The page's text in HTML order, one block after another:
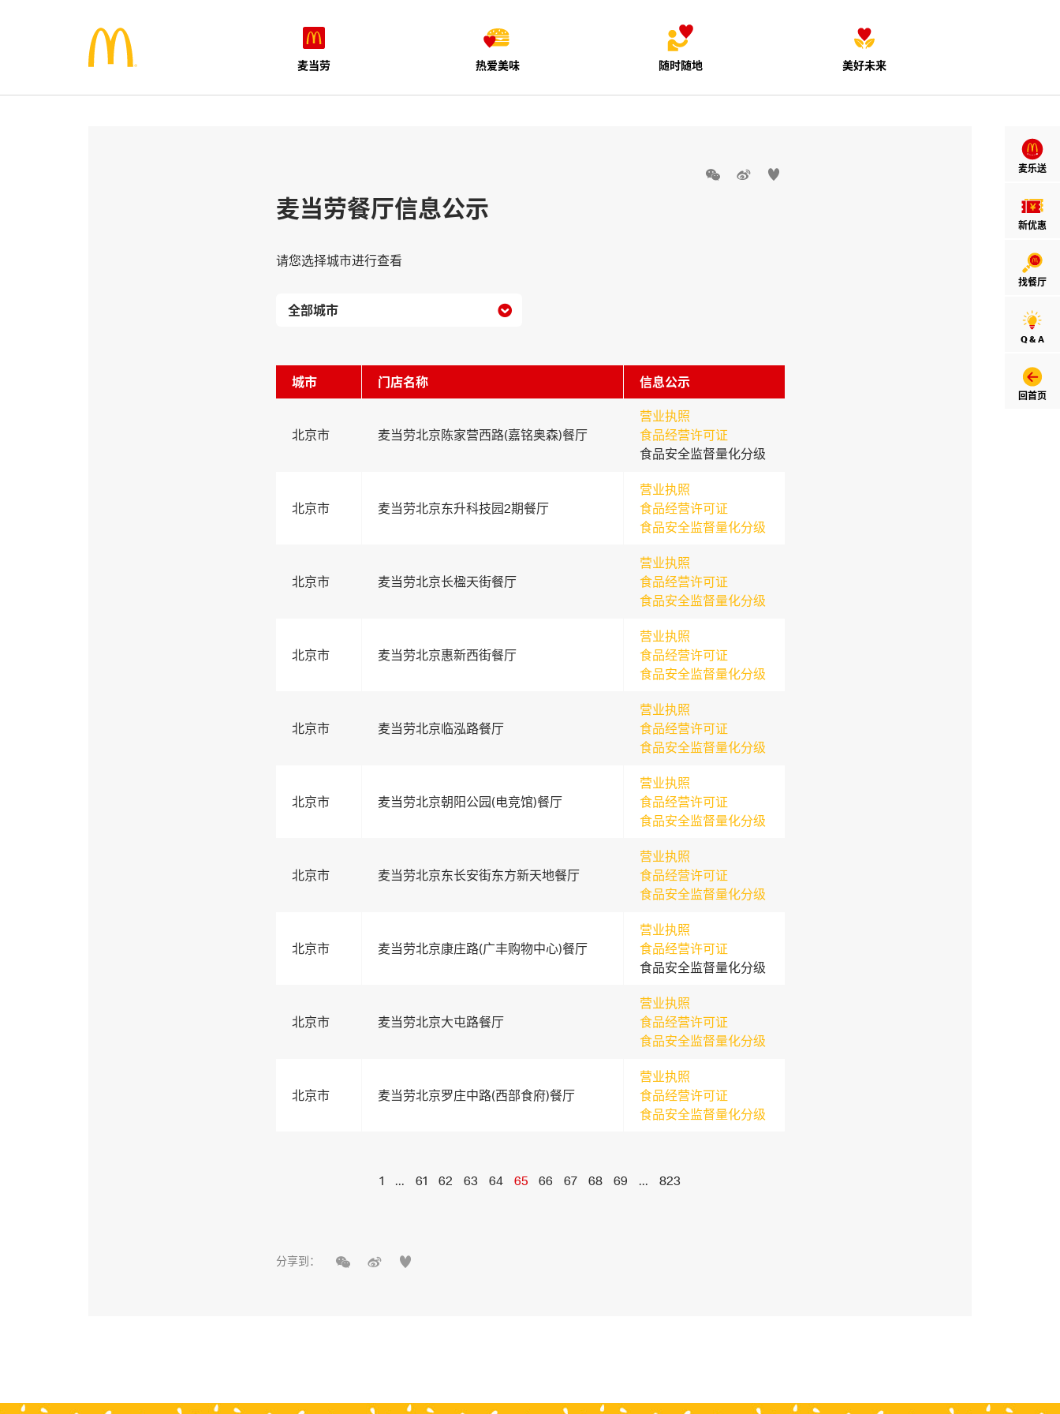
麦当劳 热爱美味 随时随地 美好未来
麦乐送
新优惠
找餐厅
Q & A
回首页
  
麦当劳餐厅信息公示
请您选择城市进行查看

城市 门店名称 信息公示
北京市 麦当劳北京陈家营西路(嘉铭奥森)餐厅
营业执照
食品经营许可证
食品安全监督量化分级
北京市 麦当劳北京东升科技园2期餐厅
营业执照
食品经营许可证
食品安全监督量化分级
北京市 麦当劳北京长楹天街餐厅
营业执照
食品经营许可证
食品安全监督量化分级
北京市 麦当劳北京惠新西街餐厅
营业执照
食品经营许可证
食品安全监督量化分级
北京市 麦当劳北京临泓路餐厅
营业执照
食品经营许可证
食品安全监督量化分级
北京市 麦当劳北京朝阳公园(电竞馆)餐厅
营业执照
食品经营许可证
食品安全监督量化分级
北京市 麦当劳北京东长安街东方新天地餐厅
营业执照
食品经营许可证
食品安全监督量化分级
北京市 麦当劳北京康庄路(广丰购物中心)餐厅
营业执照
食品经营许可证
食品安全监督量化分级
北京市 麦当劳北京大屯路餐厅
营业执照
食品经营许可证
食品安全监督量化分级
北京市 麦当劳北京罗庄中路(西部食府)餐厅
营业执照
食品经营许可证
食品安全监督量化分级
1 ... 61 62 63 64 65 66 67 68 69 ... 823
分享到：   